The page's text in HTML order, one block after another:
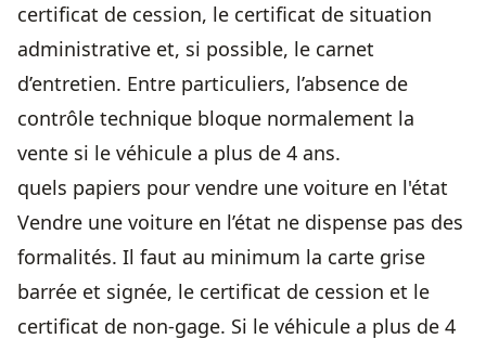
certificat de cession, le certificat de situation
administrative et, si possible, le carnet
d’entretien. Entre particuliers, l’absence de
contrôle technique bloque normalement la
vente si le véhicule a plus de 4 ans.
quels papiers pour vendre une voiture en l'état
Vendre une voiture en l’état ne dispense pas des
formalités. Il faut au minimum la carte grise
barrée et signée, le certificat de cession et le
certificat de non-gage. Si le véhicule a plus de 4